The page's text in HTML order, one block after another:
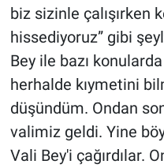
biz sizinle çalışırken
hissediyoruz” gibi
Bey ile bazı
herhalde kıymetini
düşündüm. Ondan
valimiz geldi. Yine
Vali Bey'i çağırdılar.